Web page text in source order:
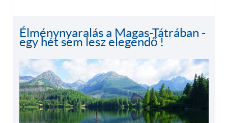
Élménynyaralás a Magas-Tátrában -
egy hét sem lesz elegendő !